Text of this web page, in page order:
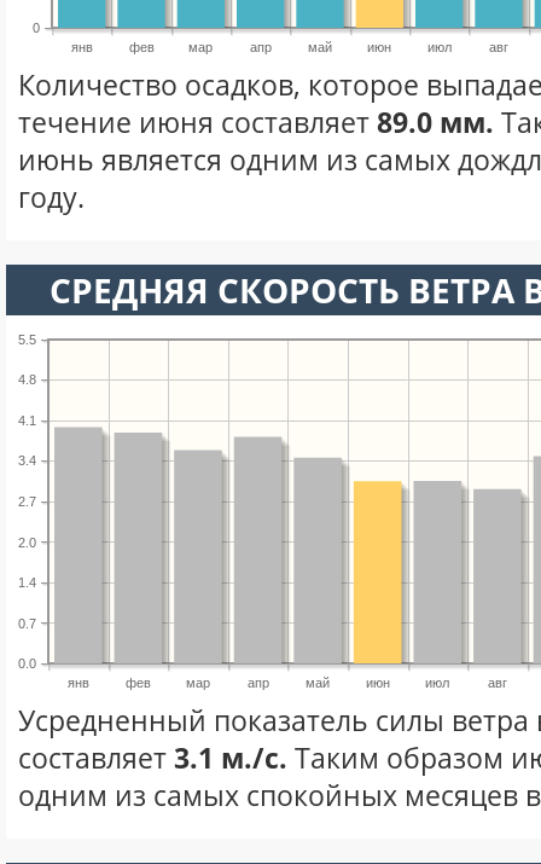
янв фев мар апр май июн июл авг
0
Количество осадков, которое
течение июня составляет89.0 мм.
июнь является одним из самых
году.
СРЕДНЯЯ СКОРОСТЬ
янв фев мар апр май июн июл авг
0.0
0.7
1.4
2.0
2.7
3.4
4.1
4.8
5.5
Усредненный показатель силы
составляет3.1 м./с. Таким образом
одним из самых спокойных месяцев